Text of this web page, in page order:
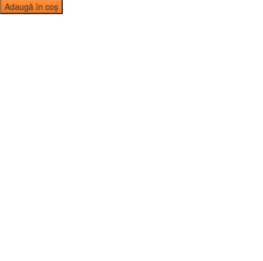
Adaugă în coș